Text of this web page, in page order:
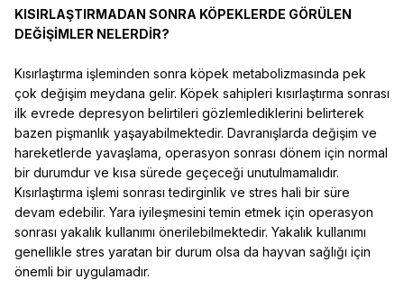
KISIRLAŞTIRMADAN SONRA KÖPEKLERDE GÖRÜLEN
DEĞİŞİMLER NELERDİR?
Kısırlaştırma işleminden sonra köpek metabolizmasında pek
çok değişim meydana gelir. Köpek sahipleri kısırlaştırma sonrası
ilk evrede depresyon belirtileri gözlemlediklerini belirterek
bazen pişmanlık yaşayabilmektedir. Davranışlarda değişim ve
hareketlerde yavaşlama, operasyon sonrası dönem için normal
bir durumdur ve kısa sürede geçeceği unutulmamalıdır.
Kısırlaştırma işlemi sonrası tedirginlik ve stres hali bir süre
devam edebilir. Yara iyileşmesini temin etmek için operasyon
sonrası yakalık kullanımı önerilebilmektedir. Yakalık kullanımı
genellikle stres yaratan bir durum olsa da hayvan sağlığı için
önemli bir uygulamadır.